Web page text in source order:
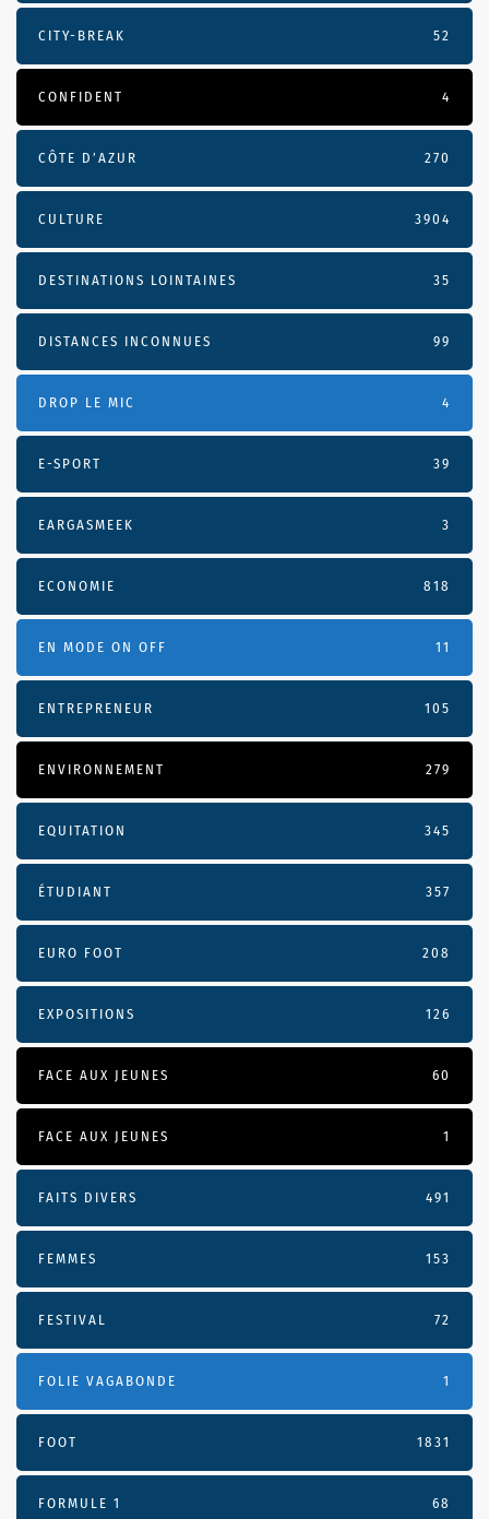
CITY-BREAK 52
CONFIDENT 4
CÔTE D’AZUR 270
CULTURE 3904
DESTINATIONS LOINTAINES 35
DISTANCES INCONNUES 99
DROP LE MIC 4
E-SPORT 39
EARGASMEEK 3
ECONOMIE 818
EN MODE ON OFF 11
ENTREPRENEUR 105
ENVIRONNEMENT 279
EQUITATION 345
ÉTUDIANT 357
EURO FOOT 208
EXPOSITIONS 126
FACE AUX JEUNES 60
FACE AUX JEUNES 1
FAITS DIVERS 491
FEMMES 153
FESTIVAL 72
FOLIE VAGABONDE 1
FOOT 1831
FORMULE 1 68